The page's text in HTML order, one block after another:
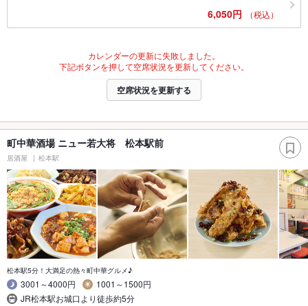
6,050円 （税込）
カレンダーの更新に失敗しました。
下記ボタンを押して空席状況を更新してください。
空席状況を更新する
町中華酒場 ニュー若大将 松本駅前
居酒屋 松本駅
松本駅5分！大満足の熱々町中華グルメ♪
3001～4000円
1001～1500円
JR松本駅お城口より徒歩約5分